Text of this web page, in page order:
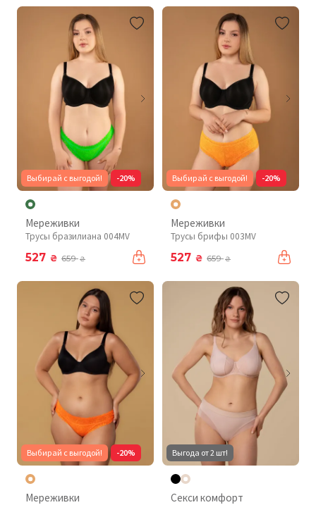
Выбирай с выгодой! -20%
Мереживки
Трусы бразилиана 004MV
527 ₴ 659₴
Выбирай с выгодой! -20%
Мереживки
Трусы брифы 003MV
527 ₴ 659₴
Выбирай с выгодой! -20%
Мереживки
Выгода от 2 шт!
Секси комфорт